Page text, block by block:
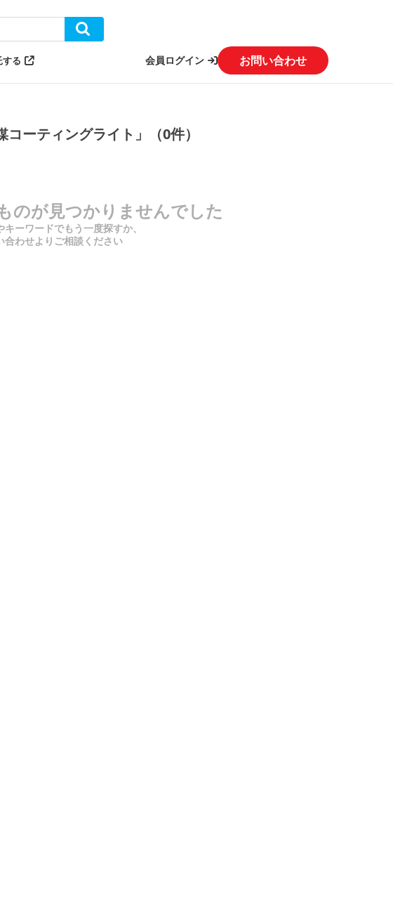
する 会員ログイン お問い合わせ
ーティングライト」（0件）
のが見つかりませんでした
キーワードでもう一度探すか、
合わせよりご相談ください